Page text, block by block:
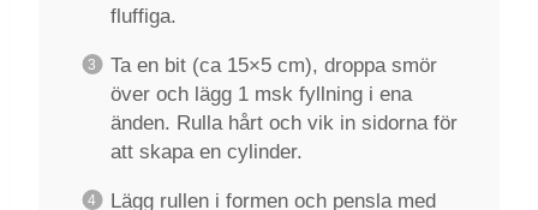
fluffiga.
Ta en bit (ca 15×5 cm), droppa smör
över och lägg 1 msk fyllning i ena
änden. Rulla hårt och vik in sidorna för
att skapa en cylinder.
Lägg rullen i formen och pensla med